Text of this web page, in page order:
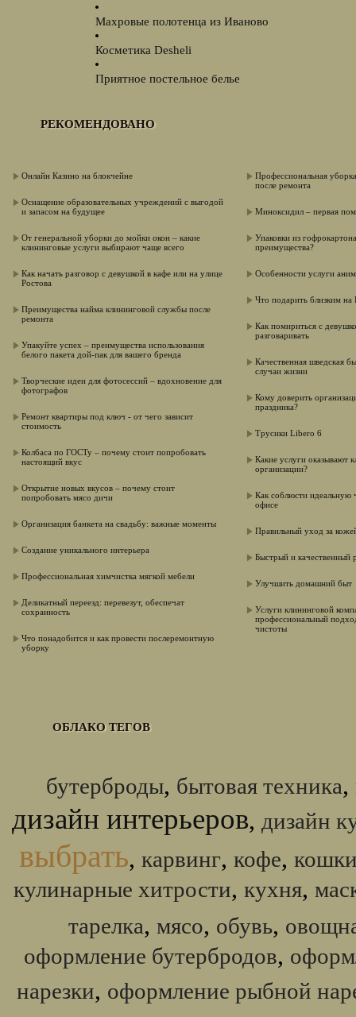
Махровые полотенца из Иваново
Косметика Desheli
Приятное постельное белье
РЕКОМЕНДОВАНО
Онлайн Казино на блокчейне
Оснащение образовательных учреждений с выгодой
и запасом на будущее
От генеральной уборки до мойки окон – какие
клининговые услуги выбирают чаще всего
Как начать разговор с девушкой в кафе или на улице
Ростова
Преимущества найма клининговой службы после
ремонта
Упакуйте успех – преимущества использования
белого пакета дой-пак для вашего бренда
Творческие идеи для фотосессий – вдохновение для
фотографов
Ремонт квартиры под ключ - от чего зависит
стоимость
Колбаса по ГОСТу – почему стоит попробовать
настоящий вкус
Открытие новых вкусов – почему стоит
попробовать мясо дичи
Организация банкета на cвадьбу: важные моменты
Создание уникального интерьера
Профессиональная химчистка мягкой мебели
Деликатный переезд: перевезут, обеспечат
сохранность
Что понадобится и как провести послеремонтную
уборку
Профессиональная
после ремонта
Миноксидил – первая
Упаковки из
преимущества?
Особенности услуги
Что подарить близким
Как помириться с
разговаривать
Качественная шведская
случаи жизни
Кому доверить
праздника?
Трусики Libero 6
Какие услуги оказывают
организации?
Как соблюсти идеальную
офисе
Правильный уход за
Быстрый и качественный
Улучшить домашний быт
Услуги клининговой
профессиональный
чистоты
ОБЛАКО ТЕГОВ
бутерброды, бытовая техника,
дизайн интерьеров, дизайн
выбрать,карвинг,кофе,
кулинарные хитрости,кухня,
тарелка,мясо, обувь,
оформление бутербродов,
нарезки, оформление рыбной